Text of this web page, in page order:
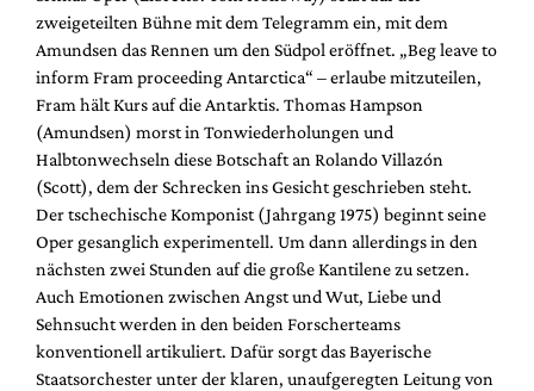
zweigeteilten Bühne mit dem Telegramm ein, mit dem
Amundsen das Rennen um den Südpol eröffnet. „Beg leave to
inform Fram proceeding Antarctica“ – erlaube mitzuteilen,
Fram hält Kurs auf die Antarktis. Thomas Hampson
(Amundsen) morst in Tonwiederholungen und
Halbtonwechseln diese Botschaft an Rolando Villazón
(Scott), dem der Schrecken ins Gesicht geschrieben steht.
Der tschechische Komponist (Jahrgang 1975) beginnt seine
Oper gesanglich experimentell. Um dann allerdings in den
nächsten zwei Stunden auf die große Kantilene zu setzen.
Auch Emotionen zwischen Angst und Wut, Liebe und
Sehnsucht werden in den beiden Forscherteams
konventionell artikuliert. Dafür sorgt das Bayerische
Staatsorchester unter der klaren, unaufgeregten Leitung von